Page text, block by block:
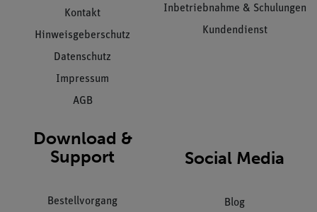
Kontakt
Hinweisgeberschutz
Datenschutz
Impressum
AGB
Inbetriebnahme & Schulungen
Kundendienst
Download &
Support
Bestellvorgang
Social Media
Blog